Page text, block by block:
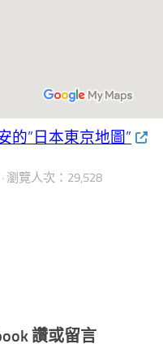
的”日本東京地圖”
· 瀏覽人次：29,528
讚或留言